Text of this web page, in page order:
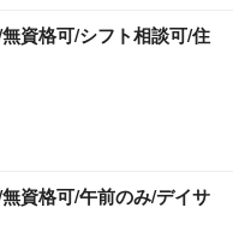
資格可/シフト相談可/住
資格可/午前のみ/デイサ